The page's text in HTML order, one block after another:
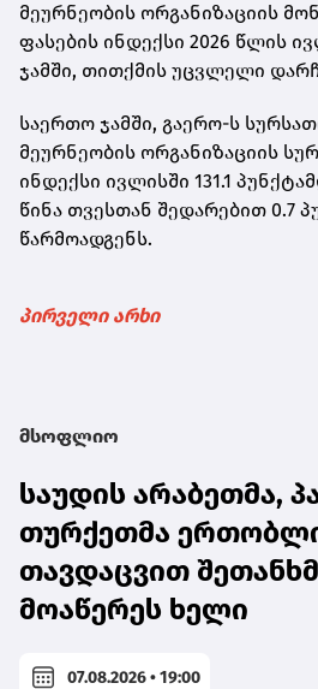
მეურნეობის ორგანიზაციის
ფასების ინდექსი 2026 წლის
ჯამში, თითქმის უცვლელი
საერთო ჯამში, გაერო-ს
მეურნეობის ორგანიზაციის
ინდექსი ივლისში 131.1
წინა თვესთან შედარებით 0.7
წარმოადგენს.
პირველი არხი
მსოფლიო
საუდის არაბეთმა,
თურქეთმა
თავდაცვით
მოაწერეს ხელი
07.08.2026 • 19:00